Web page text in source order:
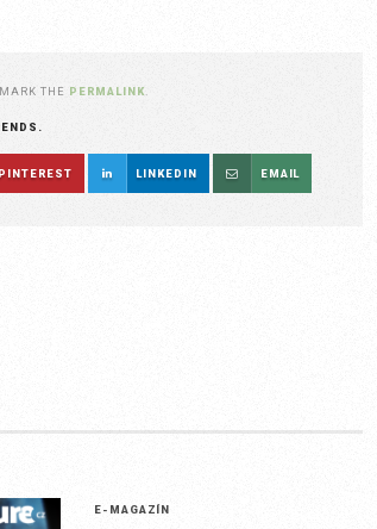
THE PERMALINK
PINTEREST LINKEDIN EMAIL
E-MAGAZÍN